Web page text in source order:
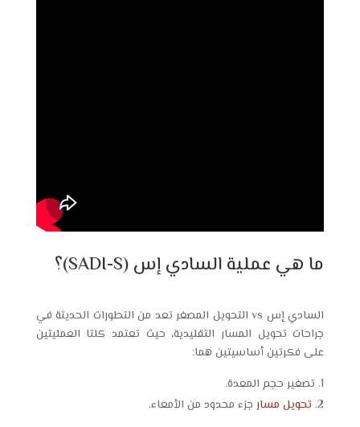
ما هي عملية السادي إس (SADI-S)؟
السادي إس vs التحويل المصغر تعد من التطورات الحديثة في
جراحات تحويل المسار التقليدية، حيث تعتمد كلتا العمليتين
على فكرتين أساسيتين هما:
تصغير حجم المعدة.
تحويل مسارجزء محدود من الأمعاء.